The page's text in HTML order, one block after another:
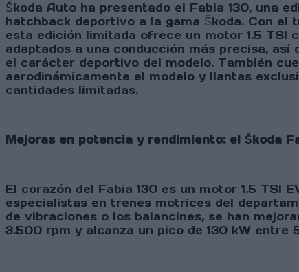
Škoda Auto ha presentado el Fabia 130, una
hatchback deportivo a la gama Škoda. Con
esta edición limitada ofrece un motor 1.5 TSI
adaptados a una conducción más precisa,
el carácter deportivo del modelo. También
aerodinámicamente el modelo y llantas
cantidades limitadas.
Mejoras en potencia y rendimiento: el Škoda
El corazón del Fabia 130 es un motor 1.5 TSI
especialistas en trenes motrices del
de vibraciones o los balancines, se han
3.500 rpm y alcanza un pico de 130 kW